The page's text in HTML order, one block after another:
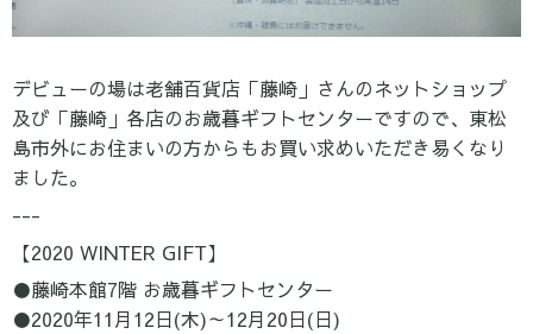
デビューの場は老舗百貨店「藤崎」さんのネットショップ
及び「藤崎」各店のお歳暮ギフトセンターですので、東松
島市外にお住まいの方からもお買い求めいただき易くなり
ました。
---
【2020 WINTER GIFT】
●藤崎本館7階 お歳暮ギフトセンター
●2020年11月12日(木)～12月20日(日)